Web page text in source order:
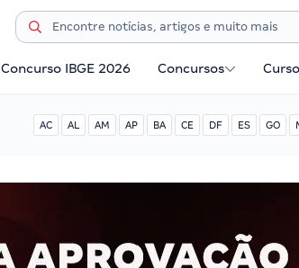
Concurso IBGE 2026 Concursos
AC AL AM AP BA CE DF ES GO